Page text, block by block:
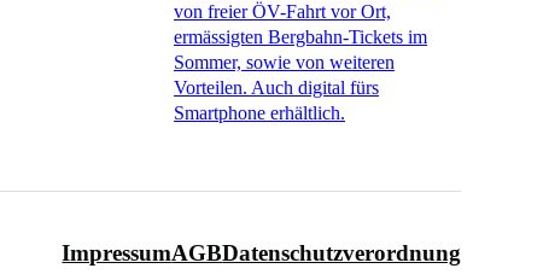
von freier ÖV-Fahrt vor Ort,
ermässigten Bergbahn-Tickets im
Sommer, sowie von weiteren
Vorteilen. Auch digital fürs
Smartphone erhältlich.
ImpressumAGBDatenschutzverordnung